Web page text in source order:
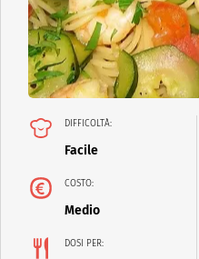
DIFFICOLTÀ:
Facile
COSTO:
Medio
DOSI PER: